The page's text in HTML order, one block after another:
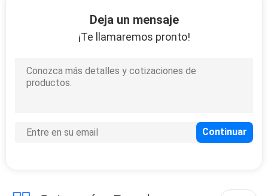
Deja un mensaje
¡Te llamaremos pronto!